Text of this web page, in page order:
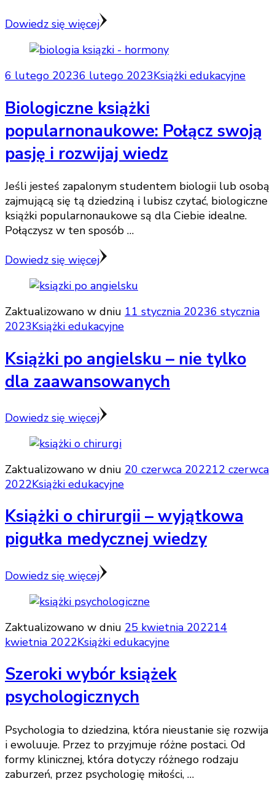
Dowiedz się więcej
6 lutego 20236 lutego 2023Książki edukacyjne
Biologiczne książki
popularnonaukowe: Połącz swoją
pasję i rozwijaj wiedz
Jeśli jesteś zapalonym studentem biologii lub osobą
zajmującą się tą dziedziną i lubisz czytać, biologiczne
książki popularnonaukowe są dla Ciebie idealne.
Połączysz w ten sposób …
Dowiedz się więcej
Zaktualizowano w dniu 11 stycznia 20236 stycznia
2023Książki edukacyjne
Książki po angielsku – nie tylko
dla zaawansowanych
Dowiedz się więcej
Zaktualizowano w dniu 20 czerwca 202212 czerwca
2022Książki edukacyjne
Książki o chirurgii – wyjątkowa
pigułka medycznej wiedzy
Dowiedz się więcej
Zaktualizowano w dniu 25 kwietnia 202214
kwietnia 2022Książki edukacyjne
Szeroki wybór książek
psychologicznych
Psychologia to dziedzina, która nieustanie się rozwija
i ewoluuje. Przez to przyjmuje różne postaci. Od
formy klinicznej, która dotyczy różnego rodzaju
zaburzeń, przez psychologię miłości, …